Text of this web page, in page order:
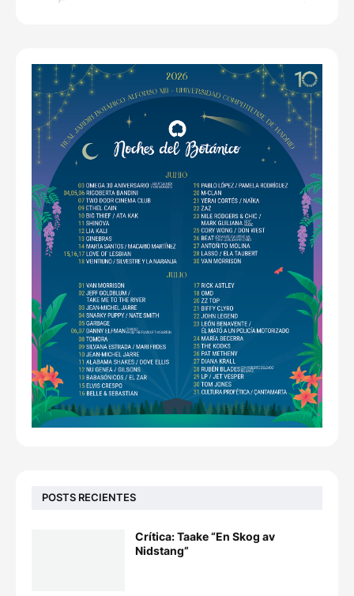
POSTS RECIENTES
Crítica: Taake “En Skog av
Nidstang”